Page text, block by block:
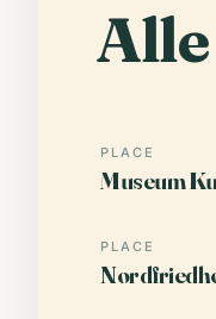
PLACE
Museum
PLACE